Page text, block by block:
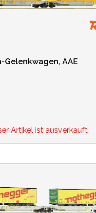
Gelenkwagen, AAE
Artikel ist ausverkauft